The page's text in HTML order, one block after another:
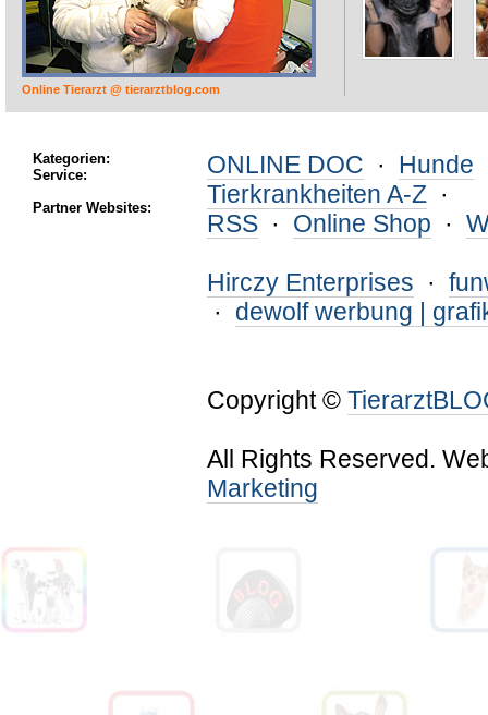
Online Tierarzt @ tierarztblog.com
Kategorien:
Service:
Partner Websites:
ONLINE DOC · Hunde
Tierkrankheiten A-Z ·
RSS · Online Shop ·
Hirczy Enterprises ·
· dewolf werbung |
Copyright ©
All Rights Reserved.
Marketing